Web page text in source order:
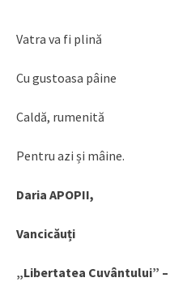
Vatra va fi plină
Cu gustoasa pâine
Caldă, rumenită
Pentru azi și mâine.
Daria APOPII,
Vancicăuți
„Libertatea Cuvântului” –